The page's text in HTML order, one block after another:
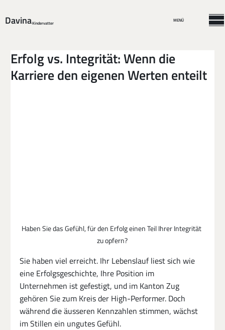
DavinaKindervatter MENÜ
Erfolg vs. Integrität: Wenn die
Karriere den eigenen Werten enteilt
Haben Sie das Gefühl, für den Erfolg einen Teil Ihrer Integrität
zu opfern?
Sie haben viel erreicht. Ihr Lebenslauf liest sich wie
eine Erfolgsgeschichte, Ihre Position im
Unternehmen ist gefestigt, und im Kanton Zug
gehören Sie zum Kreis der High-Performer. Doch
während die äusseren Kennzahlen stimmen, wächst
im Stillen ein ungutes Gefühl.